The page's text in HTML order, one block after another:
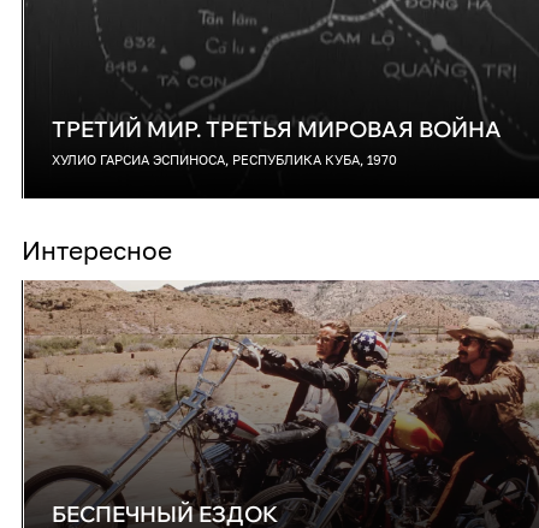
ТРЕТИЙ МИР. ТРЕТЬЯ МИРОВАЯ ВОЙНА
ХУЛИО ГАРСИА ЭСПИНОСА, РЕСПУБЛИКА КУБА, 1970
Интересное
БЕСПЕЧНЫЙ ЕЗДОК